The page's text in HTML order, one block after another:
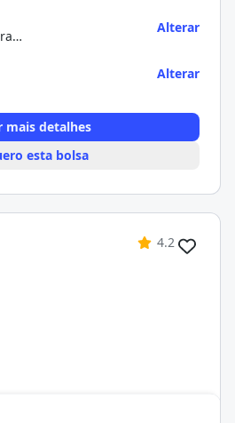
Especialização (pós-graduação)
Alterar
Alterar
mais detalhes
esta bolsa
4.2